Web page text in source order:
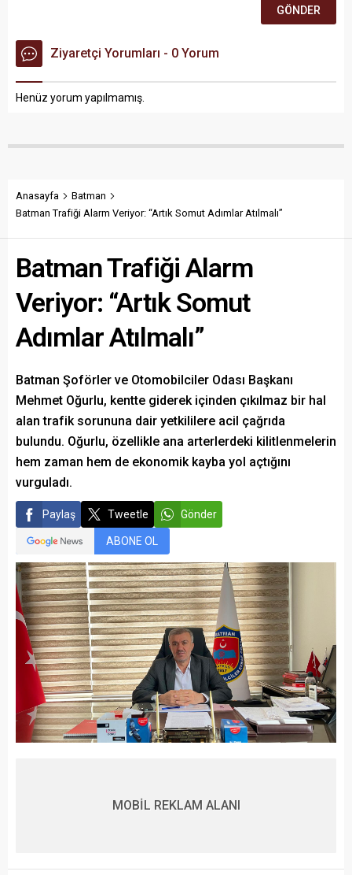
Ziyaretçi Yorumları - 0 Yorum
Henüz yorum yapılmamış.
Anasayfa
Batman
Batman Trafiği Alarm Veriyor: “Artık Somut Adımlar Atılmalı”
Batman Trafiği Alarm
Veriyor: “Artık Somut
Adımlar Atılmalı”
Batman Şoförler ve Otomobilciler Odası Başkanı
Mehmet Oğurlu, kentte giderek içinden çıkılmaz bir hal
alan trafik sorununa dair yetkililere acil çağrıda
bulundu. Oğurlu, özellikle ana arterlerdeki kilitlenmelerin
hem zaman hem de ekonomik kayba yol açtığını
vurguladı.
Paylaş Tweetle Gönder
ABONE OL
MOBİL REKLAM ALANI